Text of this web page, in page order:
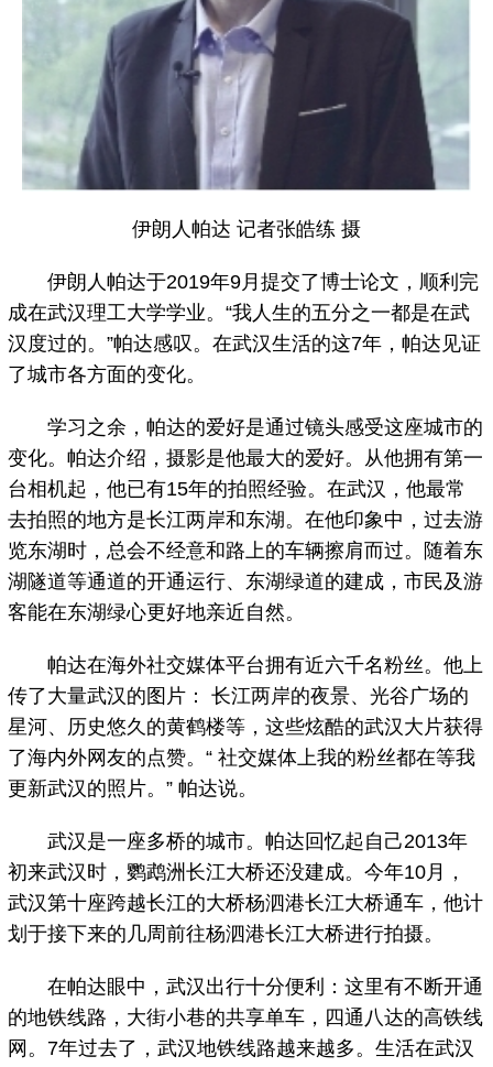
伊朗人帕达 记者张皓练 摄
伊朗人帕达于2019年9月提交了博士论文，顺利完
成在武汉理工大学学业。“我人生的五分之一都是在武
汉度过的。”帕达感叹。在武汉生活的这7年，帕达见证
了城市各方面的变化。
学习之余，帕达的爱好是通过镜头感受这座城市的
变化。帕达介绍，摄影是他最大的爱好。从他拥有第一
台相机起，他已有15年的拍照经验。在武汉，他最常
去拍照的地方是长江两岸和东湖。在他印象中，过去游
览东湖时，总会不经意和路上的车辆擦肩而过。随着东
湖隧道等通道的开通运行、东湖绿道的建成，市民及游
客能在东湖绿心更好地亲近自然。
帕达在海外社交媒体平台拥有近六千名粉丝。他上
传了大量武汉的图片： 长江两岸的夜景、光谷广场的
星河、历史悠久的黄鹤楼等，这些炫酷的武汉大片获得
了海内外网友的点赞。“ 社交媒体上我的粉丝都在等我
更新武汉的照片。” 帕达说。
武汉是一座多桥的城市。帕达回忆起自己2013年
初来武汉时，鹦鹉洲长江大桥还没建成。今年10月，
武汉第十座跨越长江的大桥杨泗港长江大桥通车，他计
划于接下来的几周前往杨泗港长江大桥进行拍摄。
在帕达眼中，武汉出行十分便利：这里有不断开通
的地铁线路，大街小巷的共享单车，四通八达的高铁线
网。7年过去了，武汉地铁线路越来越多。生活在武汉